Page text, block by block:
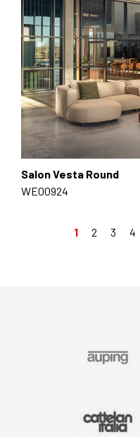
Salon Vesta Round
WE00924
PagineringHuidige
1 Pagina
2 Pagina
3 4